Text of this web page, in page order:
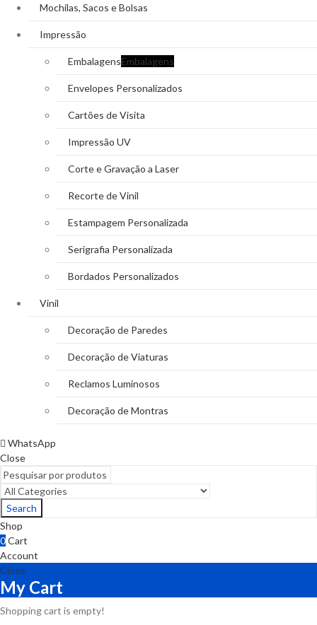
Mochilas, Sacos e Bolsas
Impressão
EmbalagensEmbalagens
Envelopes Personalizados
Cartões de Visita
Impressão UV
Corte e Gravação a Laser
Recorte de Vinil
Estampagem Personalizada
Serigrafia Personalizada
Bordados Personalizados
Vinil
Decoração de Paredes
Decoração de Viaturas
Reclamos Luminosos
Decoração de Montras
WhatsApp
Close
Search
Shop
0Cart
Account
Close
My Cart
Shopping cart is empty!